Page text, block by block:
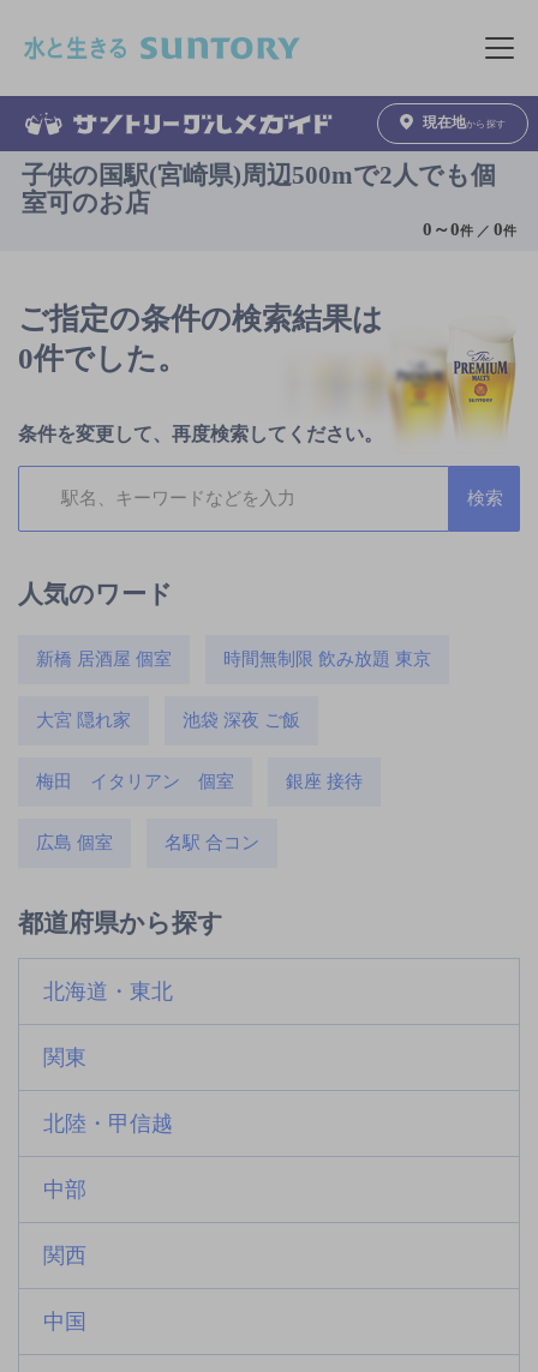
メニュ
現在地から探す
子供の国駅(宮崎県)周辺500mで2人でも個
室可のお店
0 ～0件 ／0件
ご指定の条件の検索結果は
0件でした。
条件を変更して、再度検索してください。
人気のワード
新橋 居酒屋 個室 時間無制限 飲み放題 東京
大宮 隠れ家 池袋 深夜 ご飯
梅田 イタリアン 個室 銀座 接待
広島 個室 名駅 合コン
都道府県から探す
北海道・東北
関東
北陸・甲信越
中部
関西
中国